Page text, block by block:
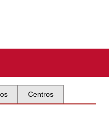
Centros